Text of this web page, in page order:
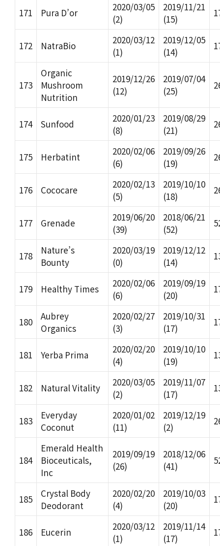
171 Pura D’or
2020/03/05
(2)
2019/11/21
(15)
172 NatraBio
2020/03/12
(1)
2019/12/05
(14)
173
Organic
Mushroom
Nutrition
2019/12/26
(12)
2019/07/04
(25)
174 Sunfood
2020/01/23
(8)
2019/08/29
(21)
175 Herbatint
2020/02/06
(6)
2019/09/26
(19)
176 Cococare
2020/02/13
(5)
2019/10/10
(18)
177 Grenade
2019/06/20
(39)
2018/06/21
(52)
178
Nature’s
Bounty
2020/03/19
(0)
2019/12/12
(14)
179 Healthy Times
2020/02/06
(6)
2019/09/19
(20)
180
Aubrey
Organics
2020/02/27
(3)
2019/10/31
(17)
181 Yerba Prima
2020/02/20
(4)
2019/10/10
(19)
182 Natural Vitality
2020/03/05
(2)
2019/11/07
(17)
183
Everyday
Coconut
2020/01/02
(11)
2019/12/19
(2)
184
Emerald Health
Bioceuticals,
Inc
2019/09/19
(26)
2018/12/06
(41)
185
Crystal Body
Deodorant
2020/02/20
(4)
2019/10/03
(20)
186 Eucerin
2020/03/12
(1)
2019/11/14
(17)